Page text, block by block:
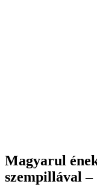
Magyarul
szempillával –